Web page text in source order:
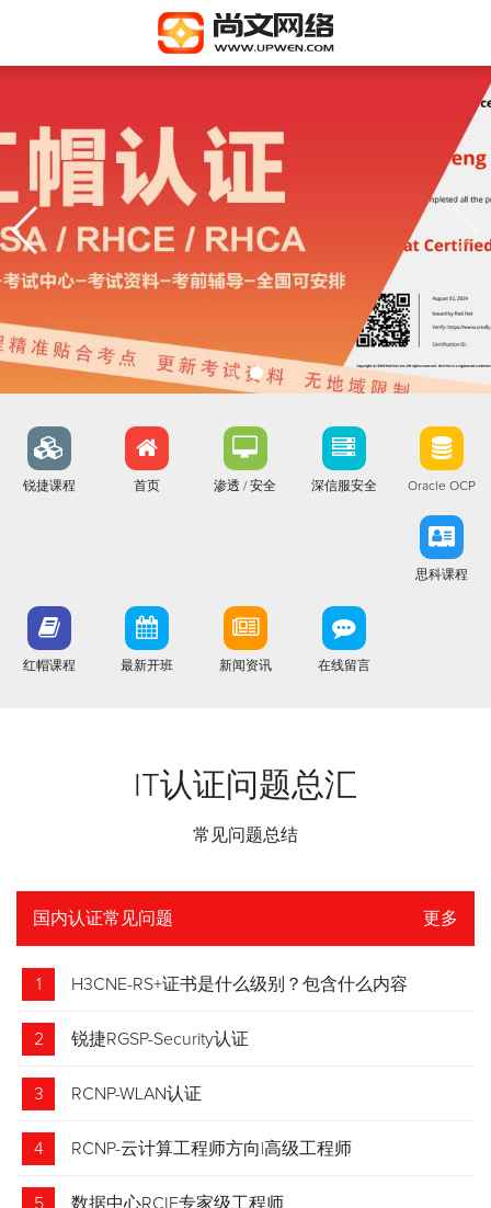
锐捷课程 首页 渗透 / 安全 深信服安全 Oracle OCP
思科课程
红帽课程 最新开班 新闻资讯 在线留言
IT认证问题总汇
常见问题总结
国内认证常见问题 更多
1 H3CNE-RS+证书是什么级别？包含什么内容
2 锐捷RGSP-Security认证
3 RCNP-WLAN认证
4 RCNP-云计算工程师方向|高级工程师
5 数据中心RCIE专家级工程师